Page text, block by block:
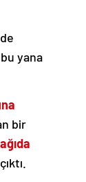
yana
bir